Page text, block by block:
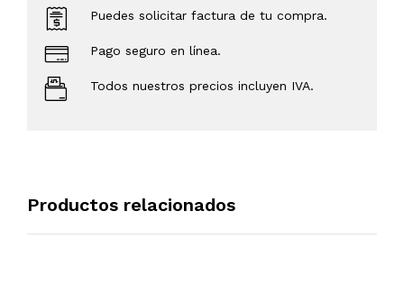
Puedes solicitar factura de tu compra.
Pago seguro en línea.
Todos nuestros precios incluyen IVA.
Productos relacionados